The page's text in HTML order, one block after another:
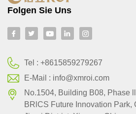
Folgen Sie Uns
Tel :+8615859279267
E-Mail : info@xmroi.com
No.1504, Building B08, Phase
BRlCS Future Innovation Park,